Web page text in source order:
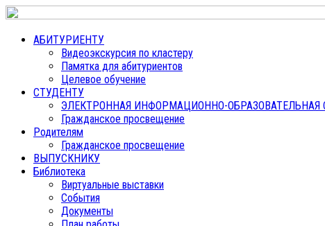
АБИТУРИЕНТУ
Видеоэкскурсия по кластеру
Памятка для абитуриентов
Целевое обучение
СТУДЕНТУ
ЭЛЕКТРОННАЯ ИНФОРМАЦИОННО-ОБРАЗОВАТЕЛЬНАЯ
Гражданское просвещение
Родителям
Гражданское просвещение
ВЫПУСКНИКУ
Библиотека
Виртуальные выставки
События
Документы